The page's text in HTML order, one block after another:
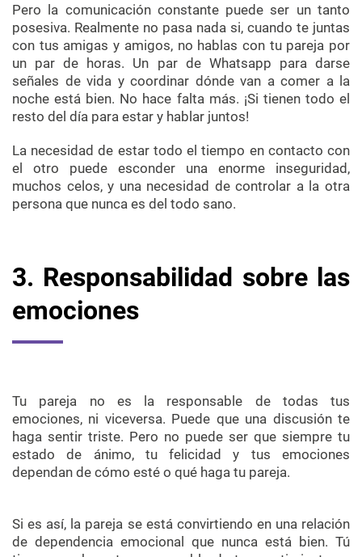
Pero la comunicación constante puede ser un tanto
posesiva. Realmente no pasa nada si, cuando te juntas
con tus amigas y amigos, no hablas con tu pareja por
un par de horas. Un par de Whatsapp para darse
señales de vida y coordinar dónde van a comer a la
noche está bien. No hace falta más. ¡Si tienen todo el
resto del día para estar y hablar juntos!
La necesidad de estar todo el tiempo en contacto con
el otro puede esconder una enorme inseguridad,
muchos celos, y una necesidad de controlar a la otra
persona que nunca es del todo sano.
3. Responsabilidad sobre las
emociones
Tu pareja no es la responsable de todas tus
emociones, ni viceversa. Puede que una discusión te
haga sentir triste. Pero no puede ser que siempre tu
estado de ánimo, tu felicidad y tus emociones
dependan de cómo esté o qué haga tu pareja.
Si es así, la pareja se está convirtiendo en una relación
de dependencia emocional que nunca está bien. Tú